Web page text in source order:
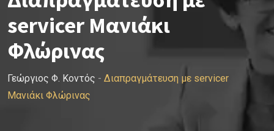
servicer Μανιάκι
Φλώρινας
Γεώργιος Φ. Κοντός - Διαπραγμάτευση με servicer
Μανιάκι Φλώρινας